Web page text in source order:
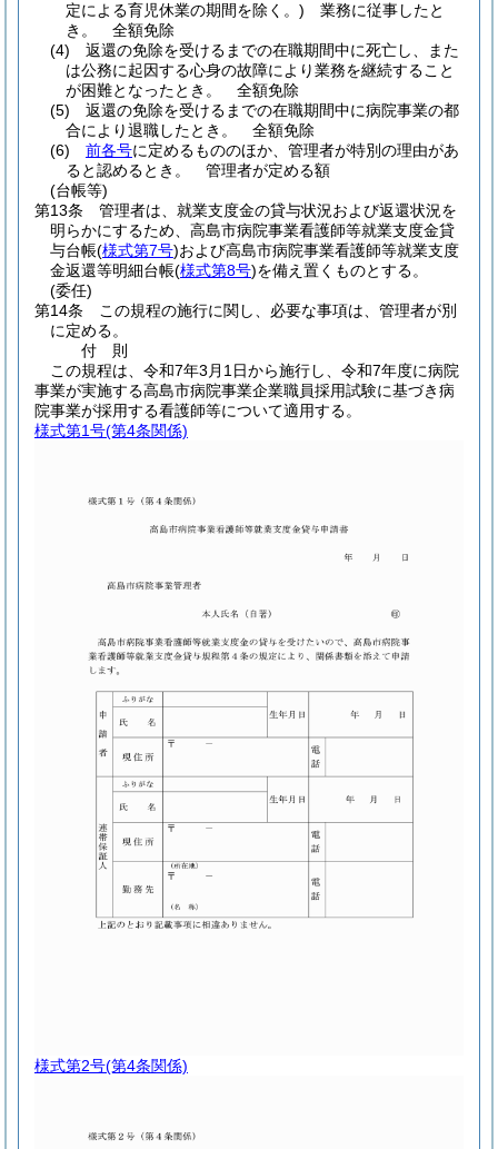
定による育児休業の期間を除く。) 業務に従事したと
き。
全額免除
(4)
返還の免除を受けるまでの在職期間中に死亡し、また
は公務に起因する心身の故障により業務を継続すること
が困難となったとき。 全額免除
(5)
返還の免除を受けるまでの在職期間中に病院事業の都
合により退職したとき。 全額免除
(6)
前各号に定めるもののほか、管理者が特別の理由があ
ると認めるとき。 管理者が定める額
(台帳等)
第13条
管理者は、就業支度金の貸与状況および返還状況を
明らかにするため、高島市病院事業看護師等就業支度金貸
与台帳(様式第7号)および高島市病院事業看護師等就業支度
金返還等明細台帳(様式第8号)を備え置くものとする。
(委任)
第14条
この規程の施行に関し、必要な事項は、管理者が別
に定める。
付 則
この規程は、令和7年3月1日から施行し、令和7年度に病院
事業が実施する高島市病院事業企業職員採用試験に基づき病
院事業が採用する看護師等について適用する。
様式第1号(第4条関係)
様式第2号(第4条関係)